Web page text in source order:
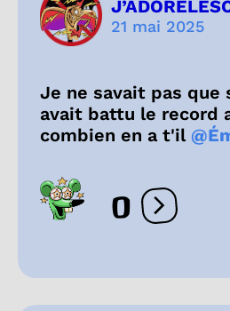
21 mai 2025
Je ne savait pas que
avait battu le record
combien en a t'il
0 Ouvrir les